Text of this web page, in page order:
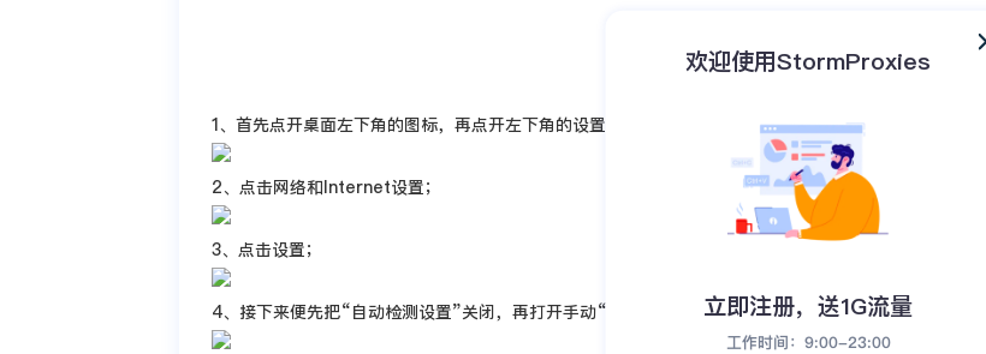
Windows端海外HTTP设置教程
1、首先点开桌面左下角的图标，再点开左下角的设置图标；
2、点击网络和Internet设置；
3、点击设置；
4、接下来便先把“自动检测设置”关闭，再打开手动“使用服务器”；
欢迎使用StormProxies
立即注册，送1G流量
工作时间：9:00-23:00